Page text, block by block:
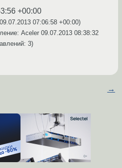
+00:00
09.07.2013 07:06:58 +00:00)
Aceler 09.07.2013 08:38:32
3)
→